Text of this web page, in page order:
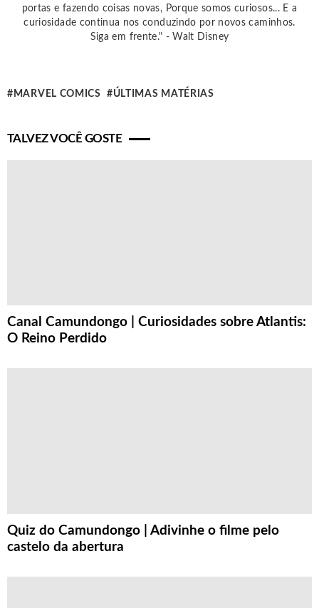
portas e fazendo coisas novas, Porque somos curiosos... E a
curiosidade continua nos conduzindo por novos caminhos.
Siga em frente." - Walt Disney
MARVEL COMICS ÚLTIMAS MATÉRIAS
TALVEZ VOCÊ GOSTE
Canal Camundongo | Curiosidades sobre Atlantis:
O Reino Perdido
Quiz do Camundongo | Adivinhe o filme pelo
castelo da abertura